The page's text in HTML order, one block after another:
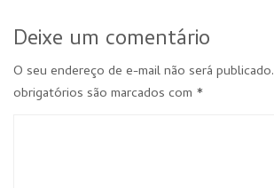
Deixe um comentário
O seu endereço de e-mail não será publicado.
obrigatórios são marcados com *